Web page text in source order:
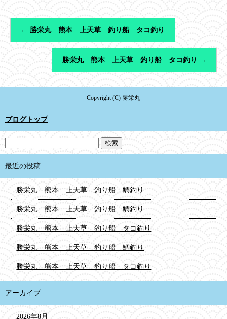
← 勝栄丸 熊本 上天草 釣り船 タコ釣り
勝栄丸 熊本 上天草 釣り船 タコ釣り →
Copyright (C) 勝栄丸
ブログトップ
最近の投稿
勝栄丸 熊本 上天草 釣り船 鯛釣り
勝栄丸 熊本 上天草 釣り船 鯛釣り
勝栄丸 熊本 上天草 釣り船 タコ釣り
勝栄丸 熊本 上天草 釣り船 鯛釣り
勝栄丸 熊本 上天草 釣り船 タコ釣り
アーカイブ
2026年8月